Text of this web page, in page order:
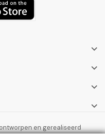




ontworpen en gerealiseerd